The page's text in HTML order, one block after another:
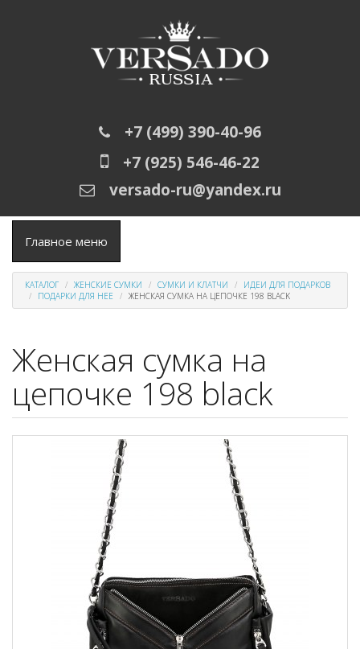
+7 (499) 390-40-96
+7 (925) 546-46-22
versado-ru@yandex.ru
Главное меню
КАТАЛОГ ЖЕНСКИЕ СУМКИ СУМКИ И КЛАТЧИ
ИДЕИ ДЛЯ ПОДАРКОВ
ПОДАРКИ ДЛЯ НЕЕ
ЖЕНСКАЯ СУМКА НА ЦЕПОЧКЕ 198 BLACK
Женская сумка на
цепочке 198 black